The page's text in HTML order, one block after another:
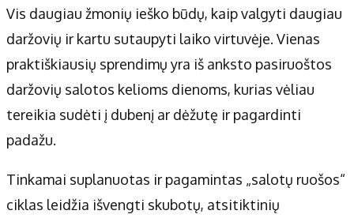
Privatumo politika
Redakcijos politika
Vis daugiau žmonių ieško būdų, kaip valgyti daugiau
daržovių ir kartu sutaupyti laiko virtuvėje. Vienas
praktiškiausių sprendimų yra iš anksto pasiruoštos
daržovių salotos kelioms dienoms, kurias vėliau
tereikia sudėti į dubenį ar dėžutę ir pagardinti
padažu.
Tinkamai suplanuotas ir pagamintas „salotų ruošos“
ciklas leidžia išvengti skubotų, atsitiktinių